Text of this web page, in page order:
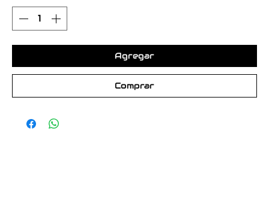
Agregar
Comprar